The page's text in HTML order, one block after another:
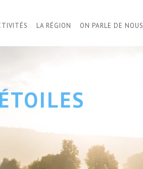
LA RÉGION ON PARLE DE NOUS